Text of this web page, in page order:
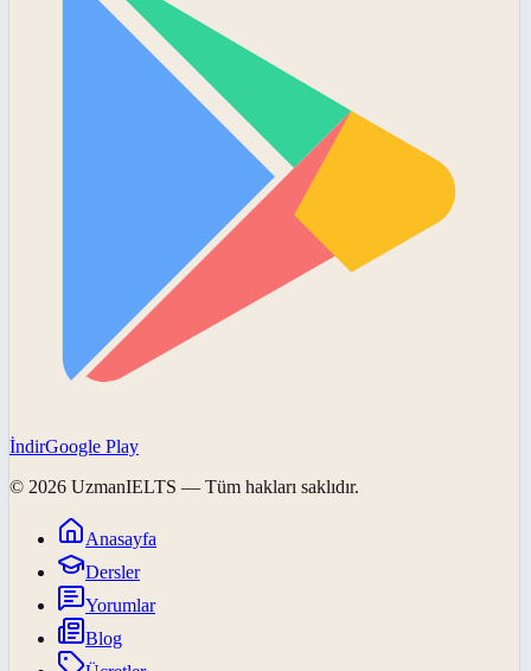
İndirGoogle Play
© 2026 UzmanIELTS — Tüm hakları saklıdır.
Anasayfa
Dersler
Yorumlar
Blog